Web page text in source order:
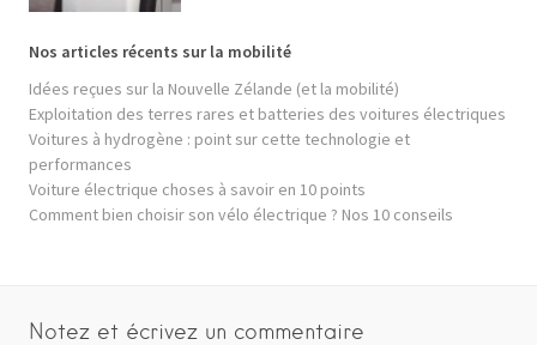
Nos articles récents sur la mobilité
Idées reçues sur la Nouvelle Zélande (et la mobilité)
Exploitation des terres rares et batteries des voitures électriques
Voitures à hydrogène : point sur cette technologie et
performances
Voiture électrique choses à savoir en 10 points
Comment bien choisir son vélo électrique ? Nos 10 conseils
Notez et écrivez un commentaire